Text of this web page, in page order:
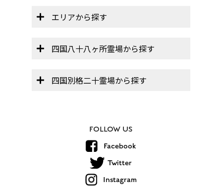
エリアから探す
四国八十八ヶ所霊場から探す
四国別格二十霊場から探す
FOLLOW US
Facebook
Twitter
Instagram